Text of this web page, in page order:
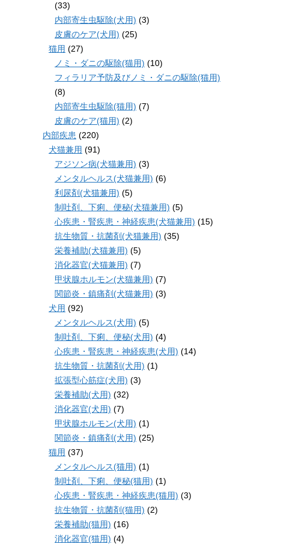
(33)
内部寄生虫駆除(犬用) (3)
皮膚のケア(犬用) (25)
猫用 (27)
ノミ・ダニの駆除(猫用) (10)
フィラリア予防及びノミ・ダニの駆除(猫用)
(8)
内部寄生虫駆除(猫用) (7)
皮膚のケア(猫用) (2)
内部疾患 (220)
犬猫兼用 (91)
アジソン病(犬猫兼用) (3)
メンタルヘルス(犬猫兼用) (6)
利尿剤(犬猫兼用) (5)
制吐剤、下痢、便秘(犬猫兼用) (5)
心疾患・腎疾患・神経疾患(犬猫兼用) (15)
抗生物質・抗菌剤(犬猫兼用) (35)
栄養補助(犬猫兼用) (5)
消化器官(犬猫兼用) (7)
甲状腺ホルモン(犬猫兼用) (7)
関節炎・鎮痛剤(犬猫兼用) (3)
犬用 (92)
メンタルヘルス(犬用) (5)
制吐剤、下痢、便秘(犬用) (4)
心疾患・腎疾患・神経疾患(犬用) (14)
抗生物質・抗菌剤(犬用) (1)
拡張型心筋症(犬用) (3)
栄養補助(犬用) (32)
消化器官(犬用) (7)
甲状腺ホルモン(犬用) (1)
関節炎・鎮痛剤(犬用) (25)
猫用 (37)
メンタルヘルス(猫用) (1)
制吐剤、下痢、便秘(猫用) (1)
心疾患・腎疾患・神経疾患(猫用) (3)
抗生物質・抗菌剤(猫用) (2)
栄養補助(猫用) (16)
消化器官(猫用) (4)